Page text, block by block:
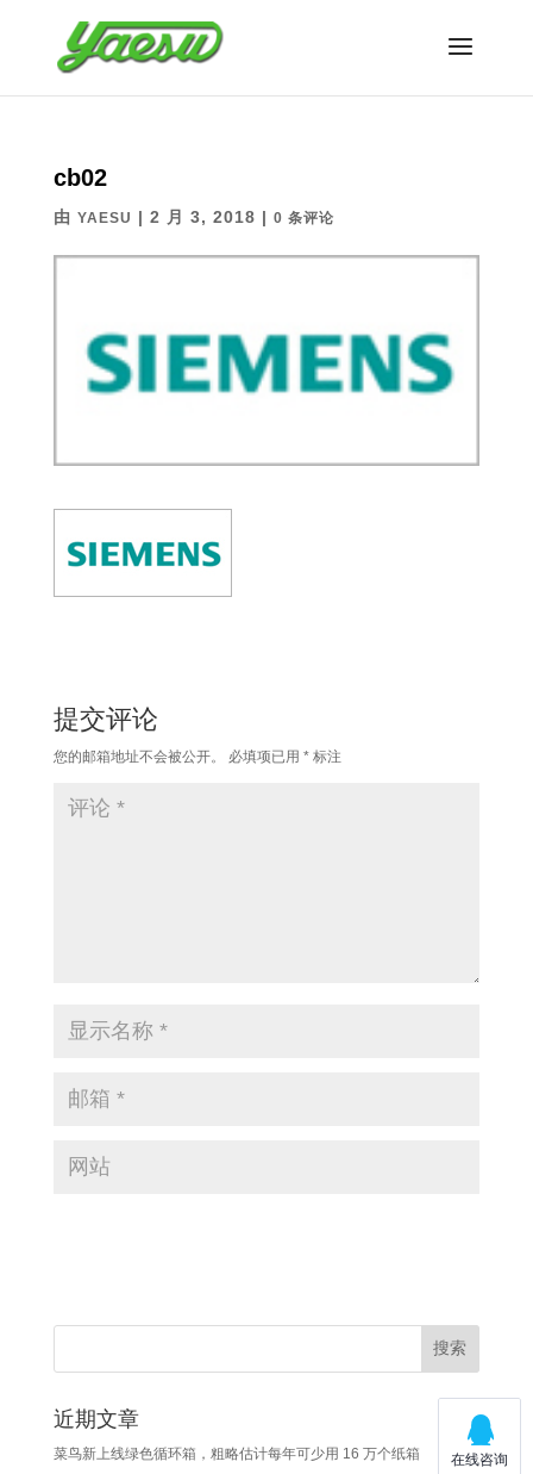
cb02
由 YAESU | 2 月 3, 2018 | 0 条评论
提交评论
您的邮箱地址不会被公开。 必填项已用 *标注
近期文章
菜鸟新上线绿色循环箱，粗略估计每年可少用 16 万个纸箱